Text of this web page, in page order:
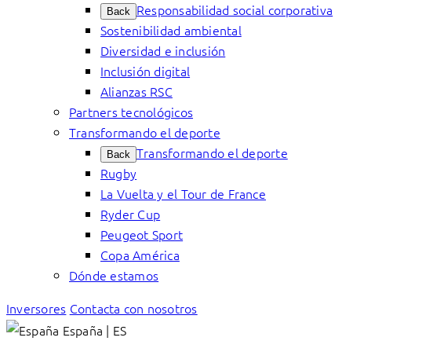
Back Responsabilidad social corporativa
Sostenibilidad ambiental
Diversidad e inclusión
Inclusión digital
Alianzas RSC
Partners tecnológicos
Transformando el deporte
Back Transformando el deporte
Rugby
La Vuelta y el Tour de France
Ryder Cup
Peugeot Sport
Copa América
Dónde estamos
Inversores Contacta con nosotros
España | ES